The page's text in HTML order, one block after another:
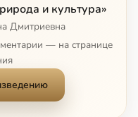
и культура»
Дмитриевна
— на странице